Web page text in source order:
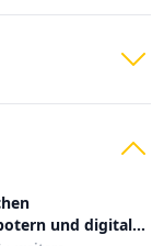
und digitalen